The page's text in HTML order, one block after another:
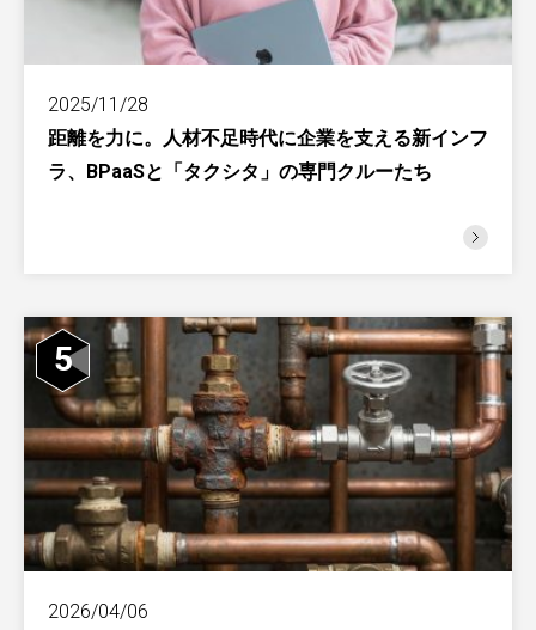
2025/11/28
距離を力に。人材不足時代に企業を支える新インフ
ラ、BPaaSと「タクシタ」の専門クルーたち
5
2026/04/06